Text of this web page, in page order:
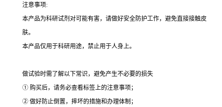
注意事项:
本产品为科研试剂对可能有害，请做好安全防护工作，避免直接接触皮
肤。
本产品仅用于科研用途，禁止用于人身上。
做试验时需了解以下常识，避免产生不必要的损失
① 购买后，请务必查看标签上的注意事项；
② 做好防止倒置，摔坏的措施和办理体制；